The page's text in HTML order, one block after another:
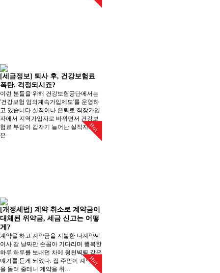
[세금정보] 퇴사 후, 건강보험료
폭탄. 걱정되시죠?
이런 분들을 위해 건강보험공단에서는
'건강보험 임의계속가입제도'를 운영하
고 있습니다.실직이나 은퇴로 직장가입
자에서 지역가입자로 바뀌면서 건강보
험료 부담이 갑자기 늘어난 실직자와
은…
Hot
[개정세법] 계약 취소로 계약금이
대체된 위약금, 세금 신고는 어떻
게?
계약을 하고 계약금을 지불한 나계약씨
이사 갈 날짜만 손꼽아 기다리며 행복한
하루 하루를 보내던 차에 청천벽력 같은
얘기를 듣게 되었다. 집 주인이 계약금
을 돌려 줄테니 계약을 취…
Hot